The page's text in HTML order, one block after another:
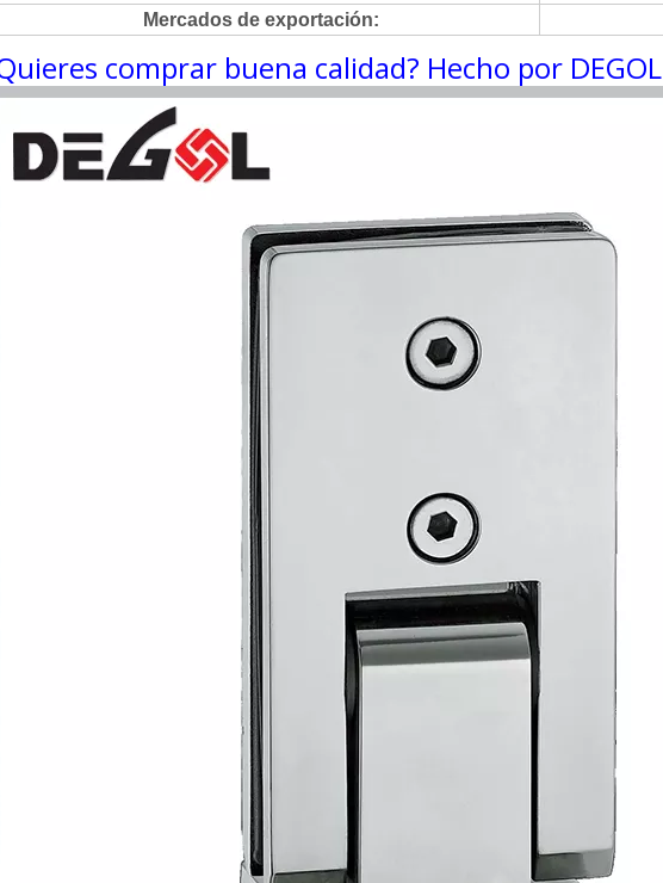
Mercados de exportación:
comprar buena calidad? Hecho por DEGOL